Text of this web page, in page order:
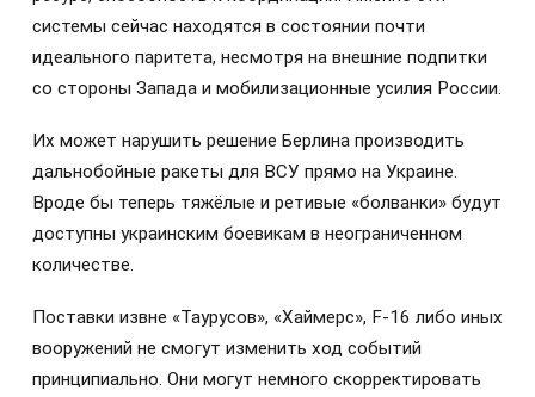
системы сейчас находятся в состоянии почти
идеального паритета, несмотря на внешние подпитки
со стороны Запада и мобилизационные усилия России.
Их может нарушить решение Берлина производить
дальнобойные ракеты для ВСУ прямо на Украине.
Вроде бы теперь тяжёлые и ретивые «болванки» будут
доступны украинским боевикам в неограниченном
количестве.
Поставки извне «Таурусов», «Хаймерс», F-16 либо иных
вооружений не смогут изменить ход событий
принципиально. Они могут немного скорректировать